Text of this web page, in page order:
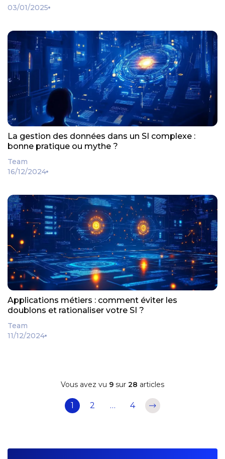
03/01/2025
La gestion des données dans un SI complexe :
bonne pratique ou mythe ?
Team
16/12/2024
Applications métiers : comment éviter les
doublons et rationaliser votre SI ?
Team
11/12/2024
Vous avez vu 9 sur 28 articles
Pagination
publications
1 2 … 4